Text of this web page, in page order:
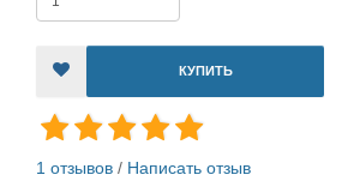
КУПИТЬ
1 отзывов / Написать отзыв